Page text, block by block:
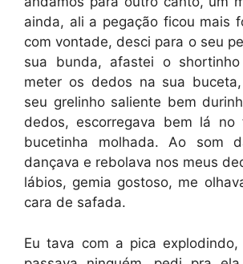
ainda, ali a pegação ficou mais
com vontade, desci para o seu
sua bunda, afastei o
meter os dedos na sua
seu grelinho saliente bem
dedos, escorregava bem lá
bucetinha molhada. Ao som
dançava e rebolava nos meus
lábios, gemia gostoso, me
cara de safada.
Eu tava com a pica explodindo,